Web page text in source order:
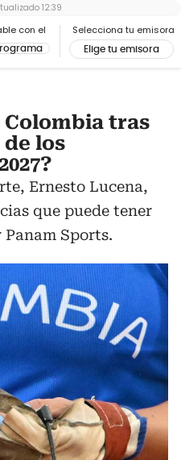
con el Selecciona tu emisora
Elige tu emisora
12:39
Colombia tras
los
Ernesto Lucena,
que puede tener
Sports.